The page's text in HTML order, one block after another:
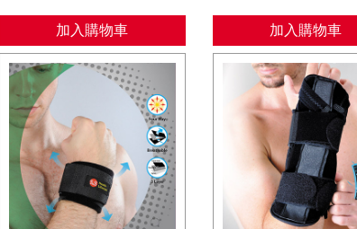
加入購物車 加入購物車